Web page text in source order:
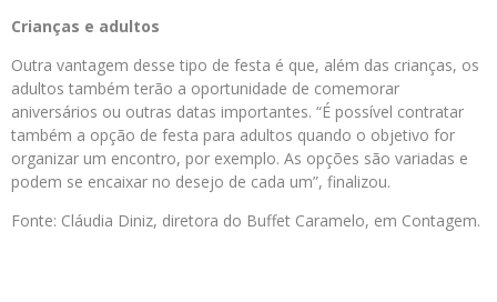
Crianças e adultos
Outra vantagem desse tipo de festa é que, além das crianças, os
adultos também terão a oportunidade de comemorar
aniversários ou outras datas importantes. “É possível contratar
também a opção de festa para adultos quando o objetivo for
organizar um encontro, por exemplo. As opções são variadas e
podem se encaixar no desejo de cada um”, finalizou.
Fonte: Cláudia Diniz, diretora do Buffet Caramelo, em Contagem.